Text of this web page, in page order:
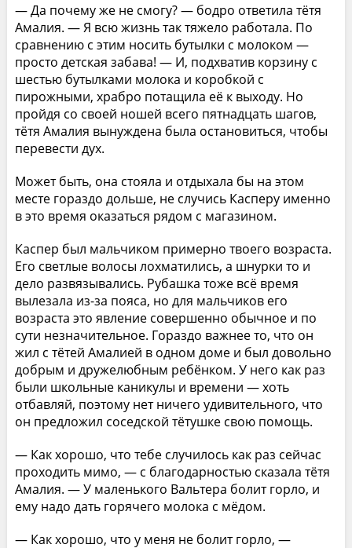
— Да почему же не смогу? — бодро ответила тётя
Амалия. — Я всю жизнь так тяжело работала. По
сравнению с этим носить бутылки с молоком —
просто детская забава! — И, подхватив корзину с
шестью бутылками молока и коробкой с
пирожными, храбро потащила её к выходу. Но
пройдя со своей ношей всего пятнадцать шагов,
тётя Амалия вынуждена была остановиться, чтобы
перевести дух.
Может быть, она стояла и отдыхала бы на этом
месте гораздо дольше, не случись Касперу именно
в это время оказаться рядом с магазином.
Каспер был мальчиком примерно твоего возраста.
Его светлые волосы лохматились, а шнурки то и
дело развязывались. Рубашка тоже всё время
вылезала из-за пояса, но для мальчиков его
возраста это явление совершенно обычное и по
сути незначительное. Гораздо важнее то, что он
жил с тётей Амалией в одном доме и был довольно
добрым и дружелюбным ребёнком. У него как раз
были школьные каникулы и времени — хоть
отбавляй, поэтому нет ничего удивительного, что
он предложил соседской тётушке свою помощь.
— Как хорошо, что тебе случилось как раз сейчас
проходить мимо, — с благодарностью сказала тётя
Амалия. — У маленького Вальтера болит горло, и
ему надо дать горячего молока с мёдом.
— Как хорошо, что у меня не болит горло, —